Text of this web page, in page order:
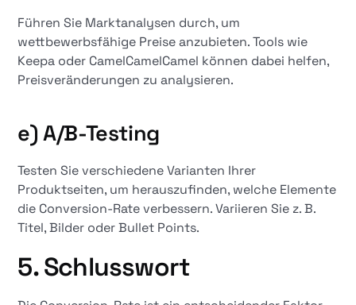
Führen Sie Marktanalysen durch, um
wettbewerbsfähige Preise anzubieten. Tools wie
Keepa oder CamelCamelCamel können dabei helfen,
Preisveränderungen zu analysieren.
e) A/B-Testing
Testen Sie verschiedene Varianten Ihrer
Produktseiten, um herauszufinden, welche Elemente
die Conversion-Rate verbessern. Variieren Sie z. B.
Titel, Bilder oder Bullet Points.
5. Schlusswort